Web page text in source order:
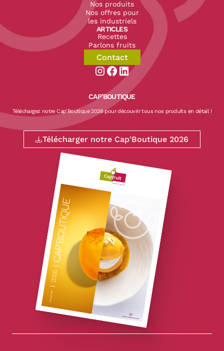
Nos produits
Nos offres pour
les industriels
ARTICLES
Recettes
Parlons fruits
Contact
Aller sur la page instagram de
Aller sur la page facebook de
Aller sur la page linkedin de
CAP’BOUTIQUE
Téléchargez notre Cap'Boutique 2026 pour découvrir tous nos produits en détail !
Télécharger notre Cap'Boutique 2026